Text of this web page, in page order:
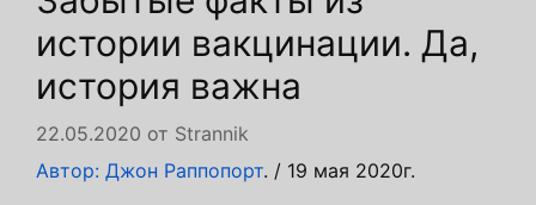
истории вакцинации. Да,
история важна
22.05.2020 от Strannik
Автор: Джон Раппопорт. / 19 мая 2020г.